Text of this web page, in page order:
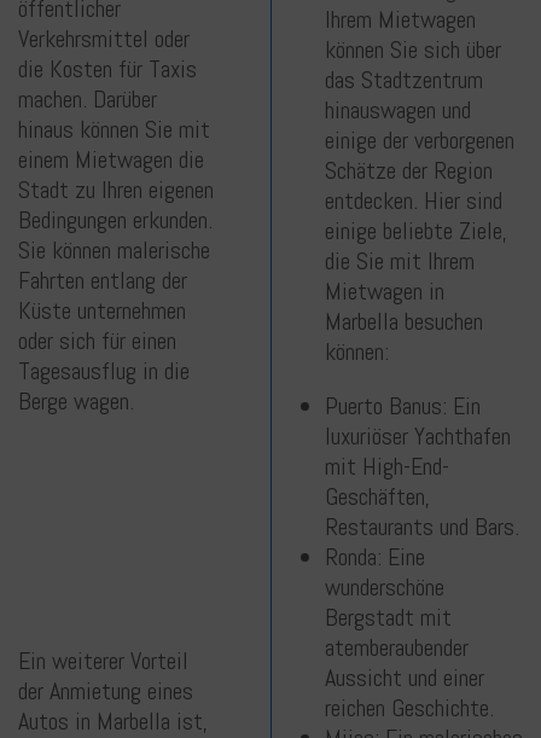
öffentlicher
Verkehrsmittel oder
die Kosten für Taxis
machen. Darüber
hinaus können Sie mit
einem Mietwagen die
Stadt zu Ihren eigenen
Bedingungen erkunden.
Sie können malerische
Fahrten entlang der
Küste unternehmen
oder sich für einen
Tagesausflug in die
Berge wagen.
Ein weiterer Vorteil
der Anmietung eines
Autos in Marbella ist,
Ihrem Mietwagen
können Sie sich über
das Stadtzentrum
hinauswagen und
einige der verborgenen
Schätze der Region
entdecken. Hier sind
einige beliebte Ziele,
die Sie mit Ihrem
Mietwagen in
Marbella besuchen
können:
Puerto Banus: Ein
luxuriöser Yachthafen
mit High-End-
Geschäften,
Restaurants und Bars.
Ronda: Eine
wunderschöne
Bergstadt mit
atemberaubender
Aussicht und einer
reichen Geschichte.